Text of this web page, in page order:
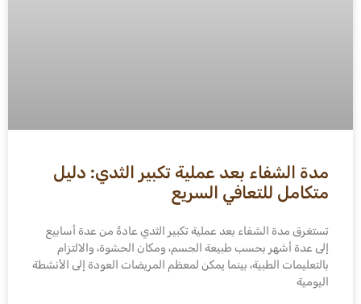
مدة الشفاء بعد عملية تكبير الثدي: دليل
متكامل للتعافي السريع
تستغرق مدة الشفاء بعد عملية تكبير الثدي عادةً من عدة أسابيع
إلى عدة أشهر بحسب طبيعة الجسم، ومكان الحشوة، والالتزام
بالتعليمات الطبية، بينما يمكن لمعظم المريضات العودة إلى الأنشطة
اليومية